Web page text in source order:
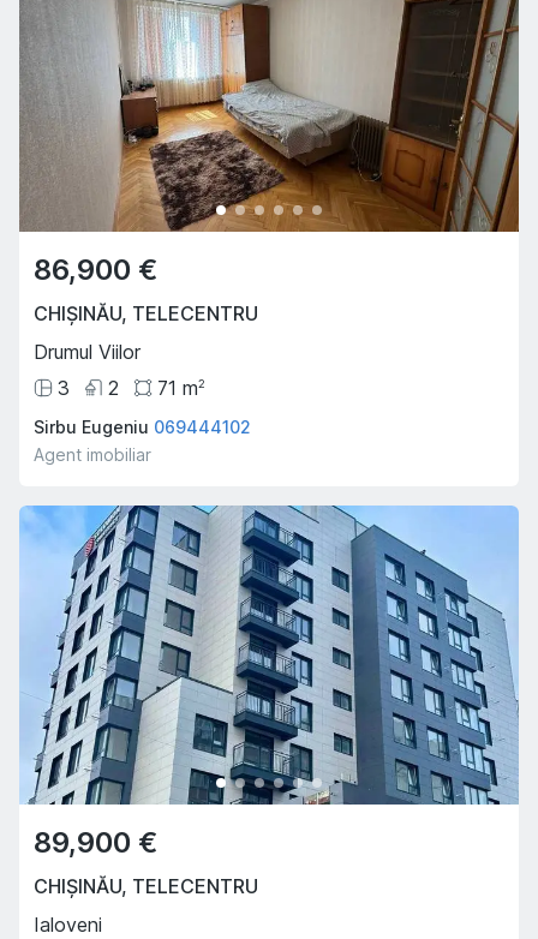
86,900 €
CHIȘINĂU, TELECENTRU
Drumul Viilor
3
2 71 m2
Sirbu Eugeniu 069444102
Agent imobiliar
89,900 €
CHIȘINĂU, TELECENTRU
Ialoveni